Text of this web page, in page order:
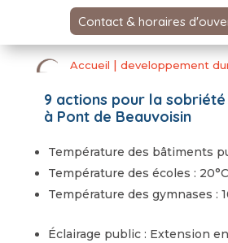
Contact & horaires
Accueil | developpement
9 actions pour la
à Pont de Beauvoisin
Température des bâtiments
Température des écoles : 20°C
Température des gymnases :
Éclairage public : Extension